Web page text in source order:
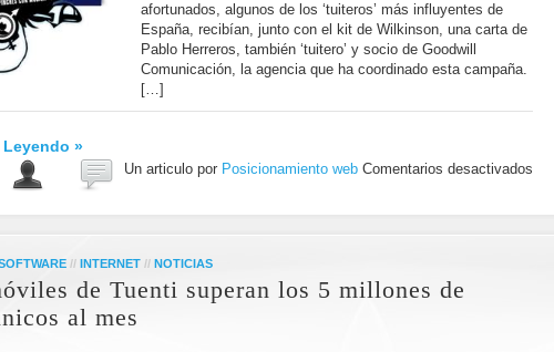
afortunados, algunos de los ‘tuiteros’ más influyentes de
España, recibían, junto con el kit de Wilkinson, una carta de
Pablo Herreros, también ‘tuitero’ y socio de Goodwill
Comunicación, la agencia que ha coordinado esta campaña.
[…]
»
Un articulo por Posicionamiento web Comentarios desactivados
// INTERNET // NOTICIAS
de Tuenti superan los 5 millones de
al mes